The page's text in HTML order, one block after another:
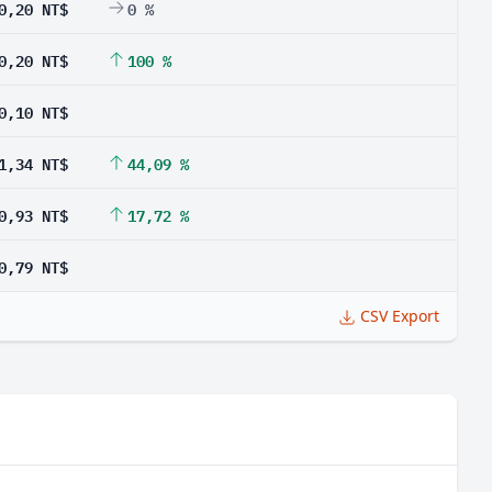
NT$ 0 %
NT$ 100 %
NT$
NT$ 44,09 %
NT$ 17,72 %
NT$
CSV Export